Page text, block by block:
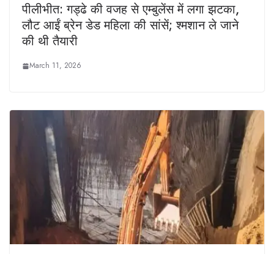
पीलीभीत: गड्ढे की वजह से एम्बुलेंस में लगा झटका,
लौट आईं ब्रेन डेड महिला की सांसें; श्मशान ले जाने
की थी तैयारी
March 11, 2026